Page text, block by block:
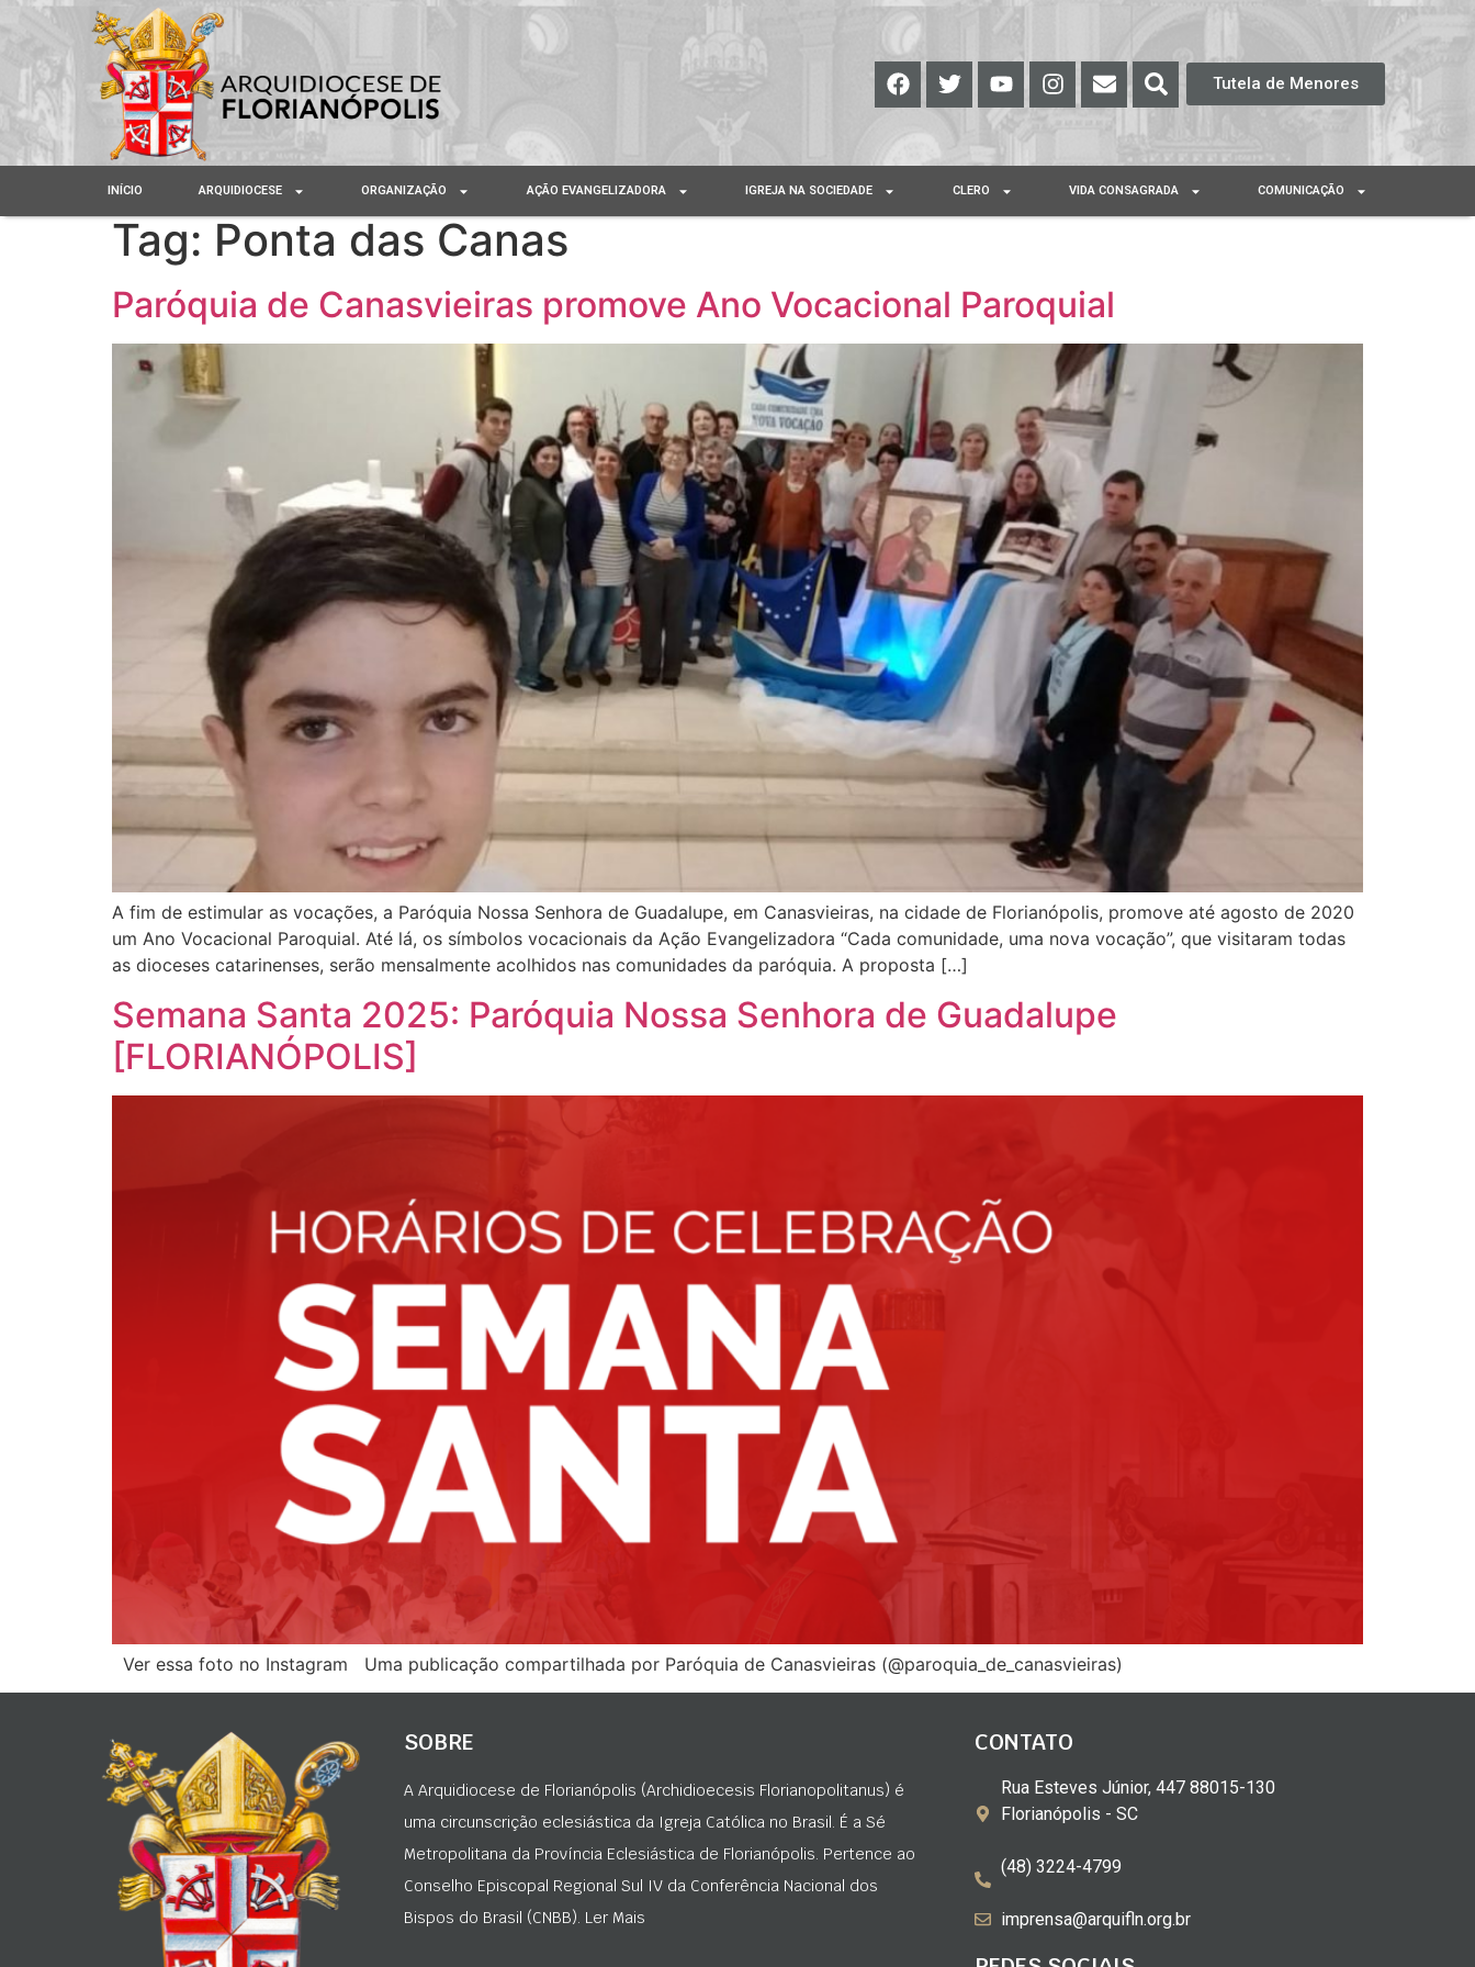
Tutela de Menores
INÍCIO ARQUIDIOCESE ORGANIZAÇÃO AÇÃO EVANGELIZADORA IGREJA NA SOCIEDADE CLERO VIDA CONSAGRADA COMUNICAÇÃO
Tag: Ponta das Canas
Paróquia de Canasvieiras promove Ano Vocacional Paroquial
A fim de estimular as vocações, a Paróquia Nossa Senhora de Guadalupe, em Canasvieiras, na cidade de Florianópolis, promove até agosto de 2020
um Ano Vocacional Paroquial. Até lá, os símbolos vocacionais da Ação Evangelizadora “Cada comunidade, uma nova vocação”, que visitaram todas
as dioceses catarinenses, serão mensalmente acolhidos nas comunidades da paróquia. A proposta […]
Semana Santa 2025: Paróquia Nossa Senhora de Guadalupe
[FLORIANÓPOLIS]
Ver essa foto no Instagram Uma publicação compartilhada por Paróquia de Canasvieiras (@paroquia_de_canasvieiras)
SOBRE
A Arquidiocese de Florianópolis (Archidioecesis Florianopolitanus) é
uma circunscrição eclesiástica da Igreja Católica no Brasil. É a Sé
Metropolitana da Província Eclesiástica de Florianópolis. Pertence ao
Conselho Episcopal Regional Sul IV da Conferência Nacional dos
Bispos do Brasil (CNBB). Ler Mais
CONTATO
Rua Esteves Júnior, 447 88015-130
Florianópolis - SC
(48) 3224-4799
imprensa@arquifln.org.br